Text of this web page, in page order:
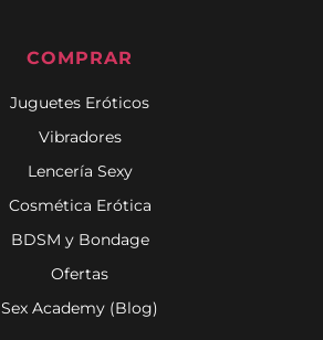
COMPRAR
Juguetes Eróticos
Vibradores
Lencería Sexy
Cosmética Erótica
BDSM y Bondage
Ofertas
Sex Academy (Blog)